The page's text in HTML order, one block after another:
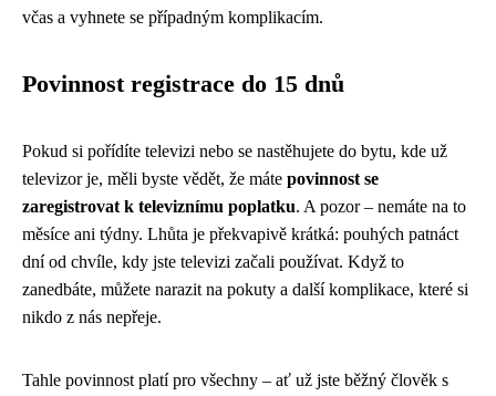
včas a vyhnete se případným komplikacím.
Povinnost registrace do 15 dnů
Pokud si pořídíte televizi nebo se nastěhujete do bytu, kde už
televizor je, měli byste vědět, že máte povinnost se
zaregistrovat k televiznímu poplatku. A pozor – nemáte na to
měsíce ani týdny. Lhůta je překvapivě krátká: pouhých patnáct
dní od chvíle, kdy jste televizi začali používat. Když to
zanedbáte, můžete narazit na pokuty a další komplikace, které si
nikdo z nás nepřeje.
Tahle povinnost platí pro všechny – ať už jste běžný člověk s